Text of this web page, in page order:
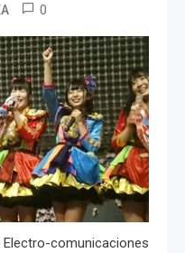
0
Electro-comunicaciones